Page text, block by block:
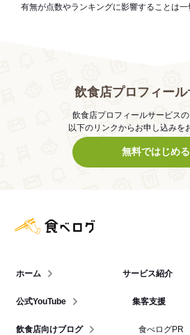
有無が点数やランキングに影響することは一
飲食店プロフィー
飲食店プロフィールサービスの
以下のリンクからお申し込みを
無料ではじめる
ホーム
公式YouTube
飲食店向けブログ
サービス紹介
集客支援
食べログPR